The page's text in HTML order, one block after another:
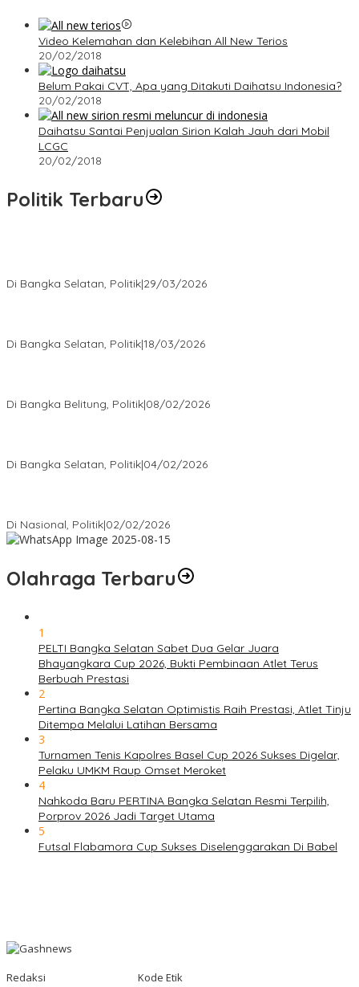
Video Kelemahan dan Kelebihan All New Terios
20/02/2018
Belum Pakai CVT, Apa yang Ditakuti Daihatsu Indonesia?
20/02/2018
Daihatsu Santai Penjualan Sirion Kalah Jauh dari Mobil
LCGC
20/02/2018
Politik Terbaru
Di Bangka Selatan, Politik|29/03/2026
Di Bangka Selatan, Politik|18/03/2026
Di Bangka Belitung, Politik|08/02/2026
Di Bangka Selatan, Politik|04/02/2026
Di Nasional, Politik|02/02/2026
Olahraga Terbaru
1
PELTI Bangka Selatan Sabet Dua Gelar Juara
Bhayangkara Cup 2026, Bukti Pembinaan Atlet Terus
Berbuah Prestasi
2
Pertina Bangka Selatan Optimistis Raih Prestasi, Atlet Tinju
Ditempa Melalui Latihan Bersama
3
Turnamen Tenis Kapolres Basel Cup 2026 Sukses Digelar,
Pelaku UMKM Raup Omset Meroket
4
Nahkoda Baru PERTINA Bangka Selatan Resmi Terpilih,
Porprov 2026 Jadi Target Utama
5
Futsal Flabamora Cup Sukses Diselenggarakan Di Babel
Redaksi Kode Etik